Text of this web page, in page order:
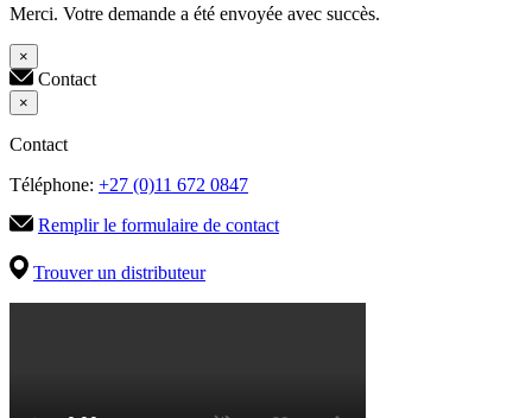
Merci. Votre demande a été envoyée avec succès.
×
Contact
×
Contact
Téléphone: +27 (0)11 672 0847
Remplir le formulaire de contact
Trouver un distributeur